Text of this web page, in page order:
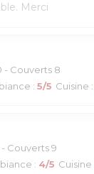
Merci
- Couverts 8
: 5/5 Cuisine :
- Couverts 9
: 4/5 Cuisine